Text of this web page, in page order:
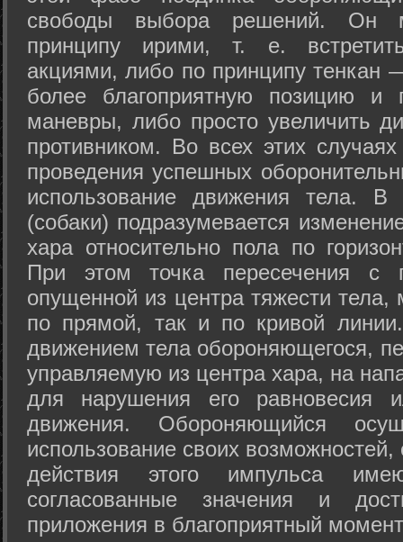
свободы выбора решений. Он
принципу ирими, т. е.
акциями, либо по принципу тенкан
более благоприятную позицию и
маневры, либо просто увеличить
противником. Во всех этих
проведения успешных
использование движения тела.
(собаки) подразумевается
хара относительно пола по
При этом точка пересечения с
опущенной из центра тяжести
по прямой, так и по кривой
движением тела обороняющегося,
управляемую из центра хара, на
для нарушения его равновесия
движения. Обороняющийся
использование своих
действия этого импульса
согласованные значения и
приложения в благоприятный